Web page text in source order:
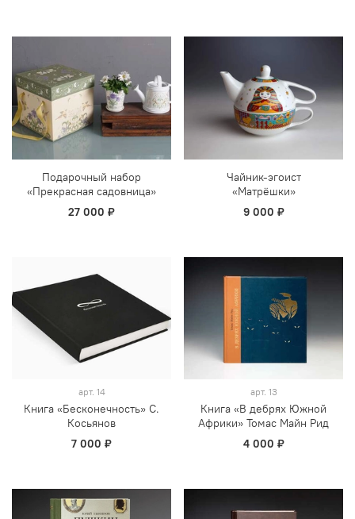
Подарочный набор
«Прекрасная садовница»
27 000 ₽
Чайник-эгоист
«Матрёшки»
9 000 ₽
арт. 14
Книга «Бесконечность» С.
Косьянов
7 000 ₽
арт. 13
Книга «В дебрях Южной
Африки» Томас Майн Рид
4 000 ₽